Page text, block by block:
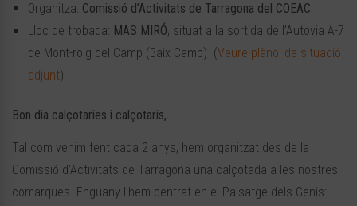
Organitza: Comissió d’Activitats de Tarragona del COEAC.
Lloc de trobada: MAS MIRÓ, situat a la sortida de l’Autovia A-7
de Mont-roig del Camp (Baix Camp) (Veure plànol de situació
adjunt).
Bon dia calçotaries i calçotaris,
Tal com venim fent cada 2 anys, hem organitzat des de la
Comissió d’Activitats de Tarragona una calçotada a les nostres
comarques. Enguany l’hem centrat en el Paisatge dels Genis: